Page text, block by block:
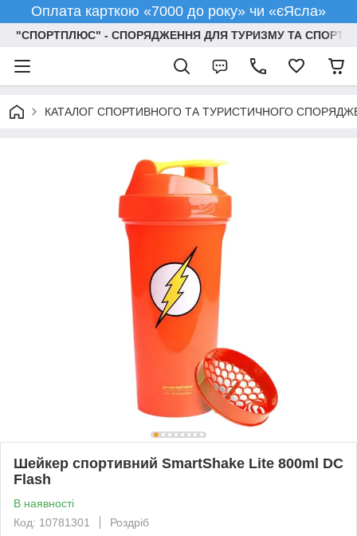
Оплата карткою «7000 до року» чи «єЯсла»
"СПОРТПЛЮС" - СПОРЯДЖЕННЯ ДЛЯ ТУРИЗМУ ТА СПОРТУ
КАТАЛОГ СПОРТИВНОГО ТА ТУРИСТИЧНОГО
Шейкер спортивний SmartShake Lite 800ml DC
Flash
В наявності
Код: 10781301
Роздріб